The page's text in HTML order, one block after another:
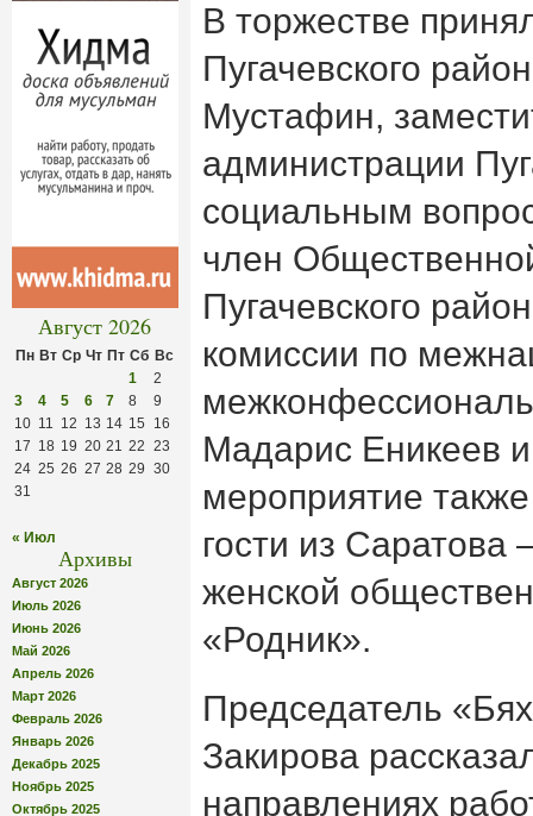
Август 2026
Пн Вт Ср Чт Пт Сб Вс
1
2
3
4 5 6 7 8
9
10 11 12 13 14 15
16
17 18 19 20 21 22 23
24 25 26 27 28 29 30
31
« Июл
Архивы
Август 2026
Июль 2026
Июнь 2026
Май 2026
Апрель 2026
Март 2026
Февраль 2026
Январь 2026
Декабрь 2025
Ноябрь 2025
Октябрь 2025
В торжестве
Пугачевского
Мустафин,
администрации
социальным
член
Пугачевского
комиссии по
Мадарис Еникеев
мероприятие
гости из Саратова
женской
«Родник».
Председатель
Закирова
направлениях